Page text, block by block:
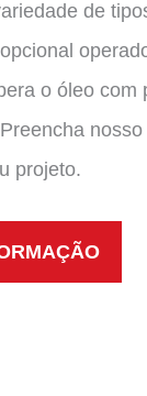
de
o óleo com
nosso
projeto.